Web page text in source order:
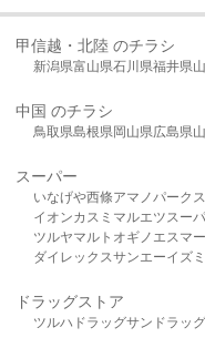
甲信越・北陸 のチラシ
新潟県富山県石川県福井県
中国 のチラシ
鳥取県島根県岡山県広島県
スーパー
いなげや西條アマノパーク
イオンカスミ マルエツスー
ツルヤマルト オギノ エスマ
ダイレックスサンエーイズ
ドラッグストア
ツルハドラッグサンドラッグ